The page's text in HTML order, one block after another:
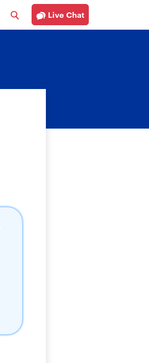
Live Chat